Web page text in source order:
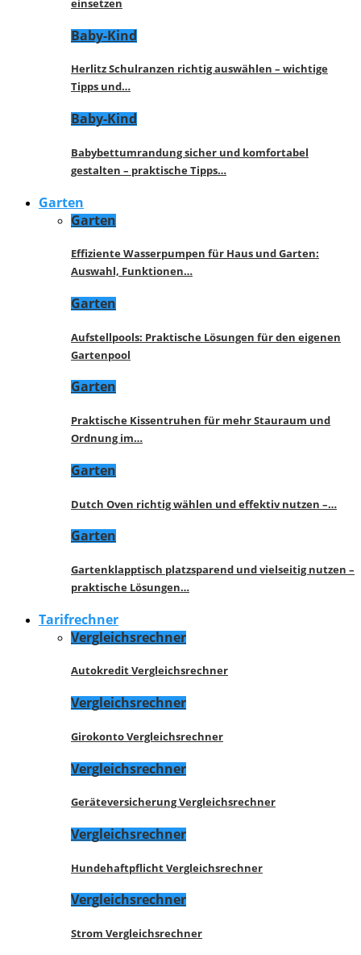
einsetzen
Baby-Kind
Herlitz Schulranzen richtig auswählen – wichtige
Tipps und…
Baby-Kind
Babybettumrandung sicher und komfortabel
gestalten – praktische Tipps…
Garten
Garten
Effiziente Wasserpumpen für Haus und Garten:
Auswahl, Funktionen…
Garten
Aufstellpools: Praktische Lösungen für den eigenen
Gartenpool
Garten
Praktische Kissentruhen für mehr Stauraum und
Ordnung im…
Garten
Dutch Oven richtig wählen und effektiv nutzen –…
Garten
Gartenklapptisch platzsparend und vielseitig nutzen –
praktische Lösungen…
Tarifrechner
Vergleichsrechner
Autokredit Vergleichsrechner
Vergleichsrechner
Girokonto Vergleichsrechner
Vergleichsrechner
Geräteversicherung Vergleichsrechner
Vergleichsrechner
Hundehaftpflicht Vergleichsrechner
Vergleichsrechner
Strom Vergleichsrechner